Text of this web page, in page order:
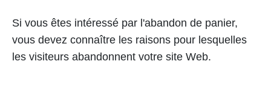
Si vous êtes intéressé par l'abandon de panier,
vous devez connaître les raisons pour lesquelles
les visiteurs abandonnent votre site Web.